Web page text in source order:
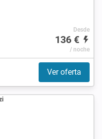
Desde
136 €
/ noche
Ver oferta